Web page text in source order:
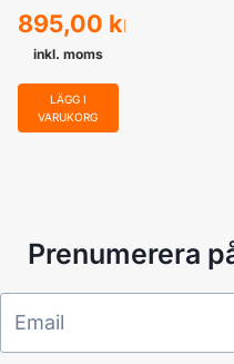
895,00 kr
inkl. moms
LÄGG I
VARUKORG
Prenumerera